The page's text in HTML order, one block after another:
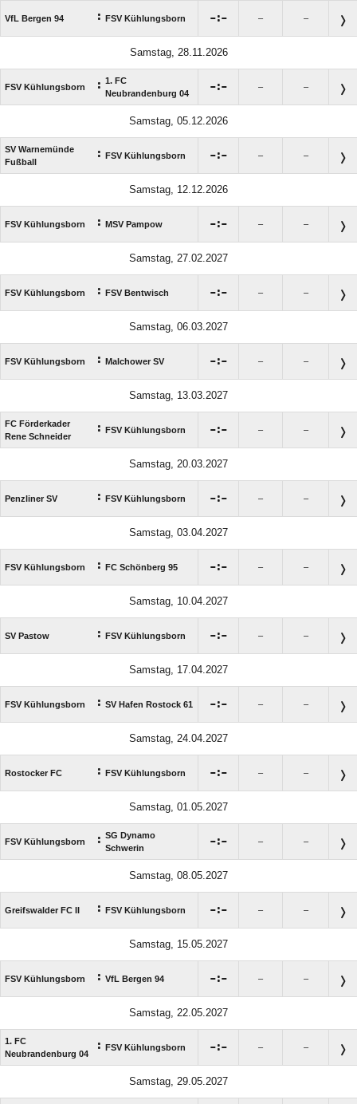
VfL Bergen 94 : FSV Kühlungsborn : – –
Samstag, 28.11.2026
FSV Kühlungsborn : 1. FC
Neubrandenburg 04
: – –
Samstag, 05.12.2026
SV Warnemünde
Fußball
: FSV Kühlungsborn : – –
Samstag, 12.12.2026
FSV Kühlungsborn : MSV Pampow : – –
Samstag, 27.02.2027
FSV Kühlungsborn : FSV Bentwisch : – –
Samstag, 06.03.2027
FSV Kühlungsborn : Malchower SV : – –
Samstag, 13.03.2027
FC Förderkader
Rene Schneider
: FSV Kühlungsborn : – –
Samstag, 20.03.2027
Penzliner SV : FSV Kühlungsborn : – –
Samstag, 03.04.2027
FSV Kühlungsborn : FC Schönberg 95 : – –
Samstag, 10.04.2027
SV Pastow : FSV Kühlungsborn : – –
Samstag, 17.04.2027
FSV Kühlungsborn : SV Hafen Rostock 61 : – –
Samstag, 24.04.2027
Rostocker FC : FSV Kühlungsborn : – –
Samstag, 01.05.2027
FSV Kühlungsborn : SG Dynamo
Schwerin
: – –
Samstag, 08.05.2027
Greifswalder FC II : FSV Kühlungsborn : – –
Samstag, 15.05.2027
FSV Kühlungsborn : VfL Bergen 94 : – –
Samstag, 22.05.2027
1. FC
Neubrandenburg 04
: FSV Kühlungsborn : – –
Samstag, 29.05.2027